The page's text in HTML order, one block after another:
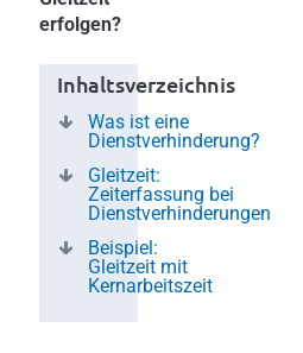
erfolgen?
Inhaltsverzeichnis
Was ist eine
Dienstverhinderung?
Gleitzeit:
Zeiterfassung bei
Dienstverhinderungen
Beispiel:
Gleitzeit mit
Kernarbeitszeit